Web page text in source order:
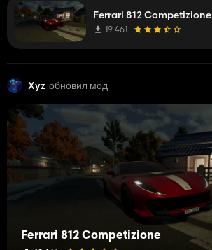
Ferrari 812 Competizione
19 461
Xyz обновил мод
Ferrari 812 Competizione